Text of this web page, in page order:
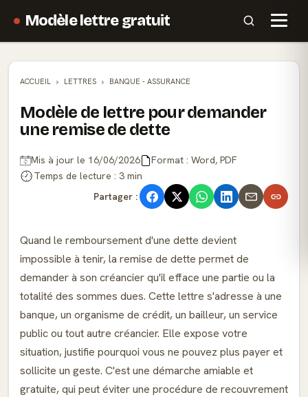
Modèle lettre gratuit
ACCUEIL LETTRES BANQUE - ASSURANCE
Modèle de lettre pour demander
une remise de dette
Mis à jour le 16/06/2026
Format : Word, PDF
Temps de lecture : 3 min
Partager :
Quand le remboursement d'une dette devient
impossible à tenir, la remise de dette permet de
demander à son créancier qu'il efface une partie ou la
totalité des sommes dues. Cette lettre s'adresse à une
banque, un organisme de crédit, un bailleur, un service
public ou tout autre créancier. Elle expose votre
situation, justifie pourquoi vous ne pouvez plus payer et
sollicite un geste. C'est une démarche amiable et
gratuite, qui peut éviter une procédure de recouvrement